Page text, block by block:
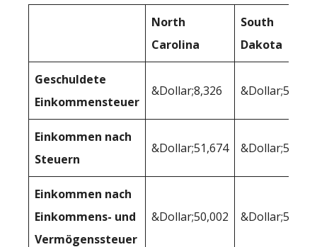
North
Carolina
South
Dakota
Geschuldete
Einkommensteuer
&Dollar;8,326 &Dollar;5,968
Einkommen nach
Steuern
&Dollar;51,674 &Dollar;54,032
Einkommen nach
Einkommens- und
Vermögenssteuer
&Dollar;50,002 &Dollar;50,975